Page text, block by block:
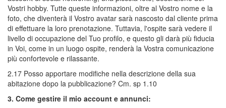
Vostri hobby. Tutte queste informazioni, oltre al Vostro nome e la
foto, che diventerà il Vostro avatar sarà nascosto dal cliente prima
di effettuare la loro prenotazione. Tuttavia, l'ospite sarà vedere il
livello di occupazione del Tuo profilo, e questo gli darà più fiducia
in Voi, come in un luogo ospite, renderà la Vostra comunicazione
più confortevole e rilassante.
2.17 Posso apportare modifiche nella descrizione della sua
abitazione dopo la pubblicazione? Cm. sp 1.10
3. Come gestire il mio account e annunci: